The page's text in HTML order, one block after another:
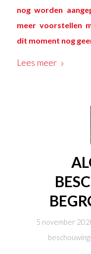
nog worden
meer voorstellen
dit moment nog
Lees meer
5 november